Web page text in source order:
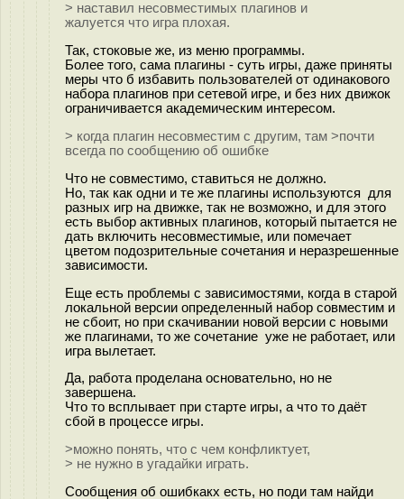
> наставил несовместимых плагинов и
жалуется что игра плохая.
Так, стоковые же, из меню программы.
Более того, сама плагины - суть игры, даже приняты
меры что б избавить пользователей от одинакового
набора плагинов при сетевой игре, и без них движок
ограничивается академическим интересом.
> когда плагин несовместим с другим, там >почти
всегда по сообщению об ошибке
Что не совместимо, ставиться не должно.
Но, так как одни и те же плагины используются для
разных игр на движке, так не возможно, и для этого
есть выбор активных плагинов, который пытается не
дать включить несовместимые, или помечает
цветом подозрительные сочетания и неразрешенные
зависимости.
Еще есть проблемы с зависимостями, когда в старой
локальной версии определенный набор совместим и
не сбоит, но при скачивании новой версии с новыми
же плагинами, то же сочетание уже не работает, или
игра вылетает.
Да, работа проделана основательно, но не
завершена.
Что то всплывает при старте игры, а что то даёт
сбой в процессе игры.
>можно понять, что с чем конфликтует,
> не нужно в угадайки играть.
Сообщения об ошибкакх есть, но поди там найди